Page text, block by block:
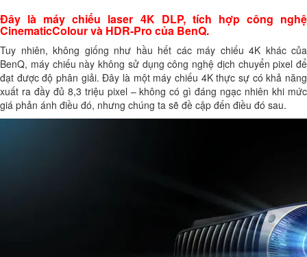
Đây là máy chiếu laser 4K DLP, tích hợp công nghệ
CinematicColour và HDR-Pro của BenQ.
Tuy nhiên, không giống như hầu hết các máy chiếu 4K khác của
BenQ, máy chiếu này không sử dụng công nghệ dịch chuyển pixel để
đạt được độ phân giải. Đây là một máy chiếu 4K thực sự có khả năng
xuất ra đầy đủ 8,3 triệu pixel – không có gì đáng ngạc nhiên khi mức
giá phản ánh điều đó, nhưng chúng ta sẽ đề cập đến điều đó sau.